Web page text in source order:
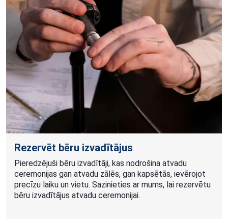
Rezervēt bēru izvadītājus
Pieredzējuši bēru izvadītāji, kas nodrošina atvadu
ceremonijas gan atvadu zālēs, gan kapsētās, ievērojot
precīzu laiku un vietu. Sazinieties ar mums, lai rezervētu
bēru izvadītājus atvadu ceremonijai.